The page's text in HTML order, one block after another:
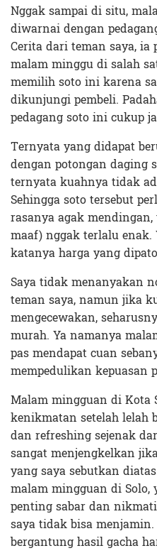
Nggak sampai di situ,
diwarnai dengan
Cerita dari teman saya,
malam minggu di salah
memilih soto ini karena
dikunjungi pembeli.
pedagang soto ini cukup
Ternyata yang didapat
dengan potongan daging
ternyata kuahnya tidak
Sehingga soto tersebut
rasanya agak
maaf) nggak terlalu enak.
katanya harga yang
Saya tidak menanyakan
teman saya, namun jika
mengecewakan,
murah. Ya namanya
pas mendapat cuan
mempedulikan kepuasan
Malam mingguan di Kota
kenikmatan setelah lelah
dan refreshing sejenak
sangat menjengkelkan
yang saya sebutkan
malam mingguan di Solo,
penting sabar dan
saya tidak bisa
bergantung hasil gacha